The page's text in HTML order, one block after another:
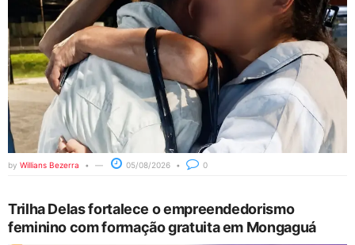
by Willians Bezerra 05/08/2026 0
Trilha Delas fortalece o empreendedorismo
feminino com formação gratuita em Mongaguá